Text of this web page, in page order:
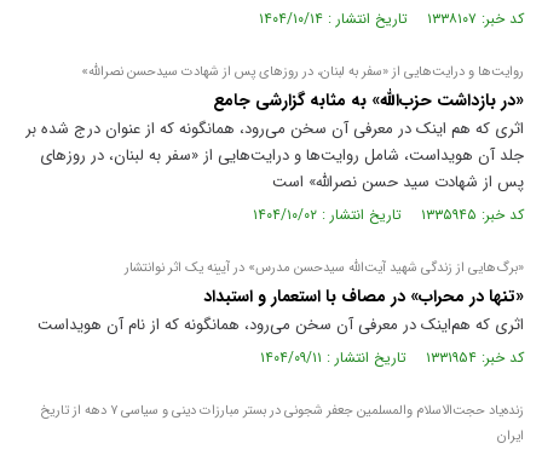
کد خبر: ۱۳۳۸۱۰۷ تاریخ انتشار : ۱۴۰۴/۱۰/۱۴
روایت‌ها و درایت‌هایی از «سفر به لبنان، در روز‌های پس از شهادت سیدحسن نصرالله»
«در بازداشت حزب‌الله» به مثابه گزارشی جامع
اثری که هم اینک در معرفی آن سخن می‌رود، همانگونه که از عنوان درج شده بر
جلد آن هویداست، شامل روایت‌ها و درایت‌هایی از «سفر به لبنان، در روز‌های
پس از شهادت سید حسن نصرالله» است
کد خبر: ۱۳۳۵۹۴۵ تاریخ انتشار : ۱۴۰۴/۱۰/۰۲
«برگ‌هایی از زندگی شهید آیت‌الله سیدحسن مدرس» در آیینه یک اثر نوانتشار
«تنها در محراب» در مصاف با استعمار و استبداد
اثری که هم‌اینک در معرفی آن سخن می‌رود، همانگونه که از نام آن هویداست
کد خبر: ۱۳۳۱۹۵۴ تاریخ انتشار : ۱۴۰۴/۰۹/۱۱
زنده‌یاد حجت‌الاسلام والمسلمین جعفر شجونی در بستر مبارزات دینی و سیاسی ۷ دهه از تاریخ
ایران